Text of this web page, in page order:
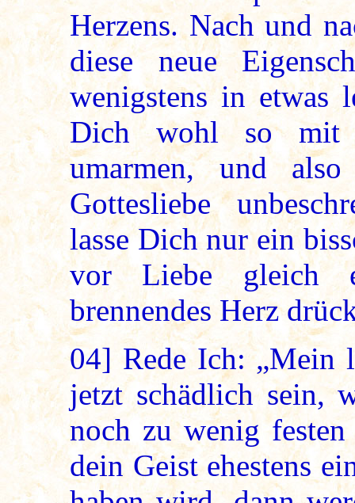
Herzens. Nach und
diese neue
wenigstens in etwas
Dich wohl so mit
umarmen, und
Gottesliebe
lasse Dich nur ein
vor Liebe gleich
brennendes Herz
04] Rede Ich: „Mein
jetzt schädlich sein,
noch zu wenig
dein Geist ehestens